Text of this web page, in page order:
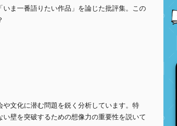
ま一番語りたい作品」を論じた批評集。この
文化に潜む問題を鋭く分析しています。特
壁を突破するための想像力の重要性を説いて